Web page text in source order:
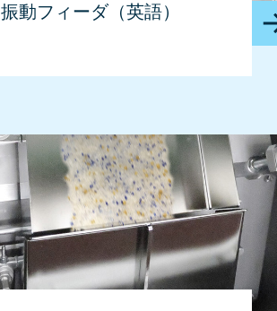
振動フィーダ（英語）